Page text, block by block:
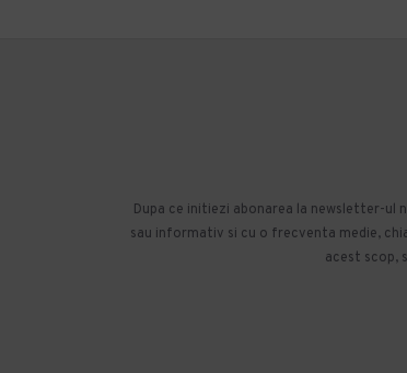
Dupa ce initiezi abonarea la newsletter-
sau informativ si cu o frecventa medie,
acest scop,